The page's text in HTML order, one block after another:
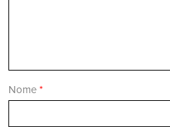
Nome *